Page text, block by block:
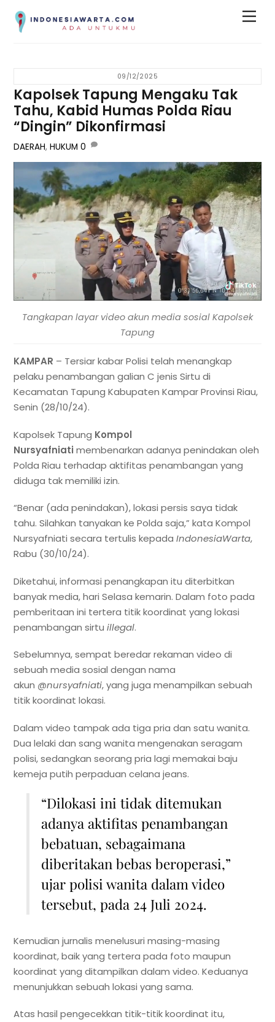
09/12/2025
Kapolsek Tapung Mengaku Tak
Tahu, Kabid Humas Polda Riau
“Dingin” Dikonfirmasi
DAERAH,HUKUM 0
Tangkapan layar video akun media sosial Kapolsek
Tapung
KAMPAR – Tersiar kabar Polisi telah menangkap
pelaku penambangan galian C jenis Sirtu di
Kecamatan Tapung Kabupaten Kampar Provinsi Riau,
Senin (28/10/24).
Kapolsek Tapung Kompol
Nursyafniati membenarkan adanya penindakan oleh
Polda Riau terhadap aktifitas penambangan yang
diduga tak memiliki izin.
“Benar (ada penindakan), lokasi persis saya tidak
tahu. Silahkan tanyakan ke Polda saja,” kata Kompol
Nursyafniati secara tertulis kepadaIndonesiaWarta,
Rabu (30/10/24).
Diketahui, informasi penangkapan itu diterbitkan
banyak media, hari Selasa kemarin. Dalam foto pada
pemberitaan ini tertera titik koordinat yang lokasi
penambangan sirtuillegal.
Sebelumnya, sempat beredar rekaman video di
sebuah media sosial dengan nama
akun @nursyafniati, yang juga menampilkan sebuah
titik koordinat lokasi.
Dalam video tampak ada tiga pria dan satu wanita.
Dua lelaki dan sang wanita mengenakan seragam
polisi, sedangkan seorang pria lagi memakai baju
kemeja putih perpaduan celana jeans.
“Dilokasi ini tidak ditemukan
adanya aktifitas penambangan
bebatuan, sebagaimana
diberitakan bebas beroperasi,”
ujar polisi wanita dalam video
tersebut, pada 24 Juli 2024.
Kemudian jurnalis menelusuri masing-masing
koordinat, baik yang tertera pada foto maupun
koordinat yang ditampilkan dalam video. Keduanya
menunjukkan sebuah lokasi yang sama.
Atas hasil pengecekkan titik-titik koordinat itu,